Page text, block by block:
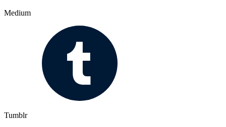
Medium
Tumblr